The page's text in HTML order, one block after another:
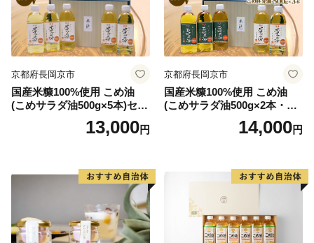
京都府長岡京市
国産米糠100%使用 こめ油
(こめサラダ油500g×5本)セッ
13,000円
京都府長岡京市
国産米糠100%使用 こめ油
(こめサラダ油500g×2本・こ
め胚芽油500g×3本)セット [1
14,000円